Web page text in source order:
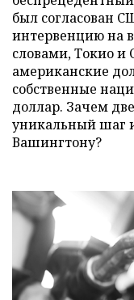
был согласован
интервенцию на
словами, Токио и
американские
собственные
доллар. Зачем
уникальный шаг
Вашингтону?